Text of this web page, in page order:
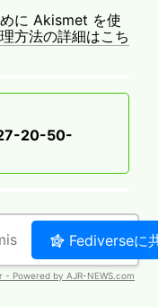
に Akismet を使
方法の詳細はこち
20-50-